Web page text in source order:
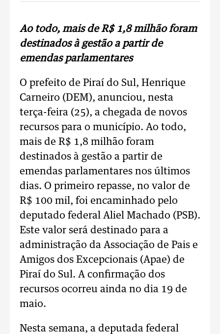
Ao todo, mais de R$ 1,8 milhão foram
destinados à gestão a partir de
emendas parlamentares
O prefeito de Piraí do Sul, Henrique
Carneiro (DEM), anunciou, nesta
terça-feira (25), a chegada de novos
recursos para o município. Ao todo,
mais de R$ 1,8 milhão foram
destinados à gestão a partir de
emendas parlamentares nos últimos
dias. O primeiro repasse, no valor de
R$ 100 mil, foi encaminhado pelo
deputado federal Aliel Machado (PSB).
Este valor será destinado para a
administração da Associação de Pais e
Amigos dos Excepcionais (Apae) de
Piraí do Sul. A confirmação dos
recursos ocorreu ainda no dia 19 de
maio.
Nesta semana, a deputada federal